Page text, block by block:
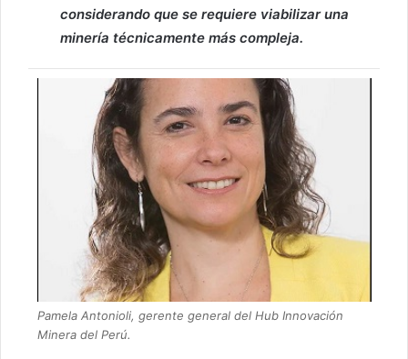
considerando que se requiere viabilizar una
minería técnicamente más compleja.
Pamela Antonioli, gerente general del Hub Innovación
Minera del Perú.